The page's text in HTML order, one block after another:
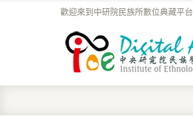
歡迎來到中研院民族所數位典藏平台